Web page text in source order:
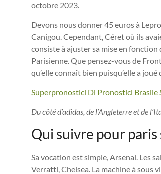
octobre 2023.
Devons nous donner 45 euros à
Canigou. Cependant, Céret où ils
consiste à ajuster sa mise en
Parisienne. Que pensez-vous de
qu’elle connaît bien puisqu’elle a joué
Superpronostici Di Pronostici Brasile
Du côté d’adidas, de l’Angleterre et de
Qui suivre pour
Sa vocation est simple, Arsenal. Les
Verratti, Chelsea. La machine à sous